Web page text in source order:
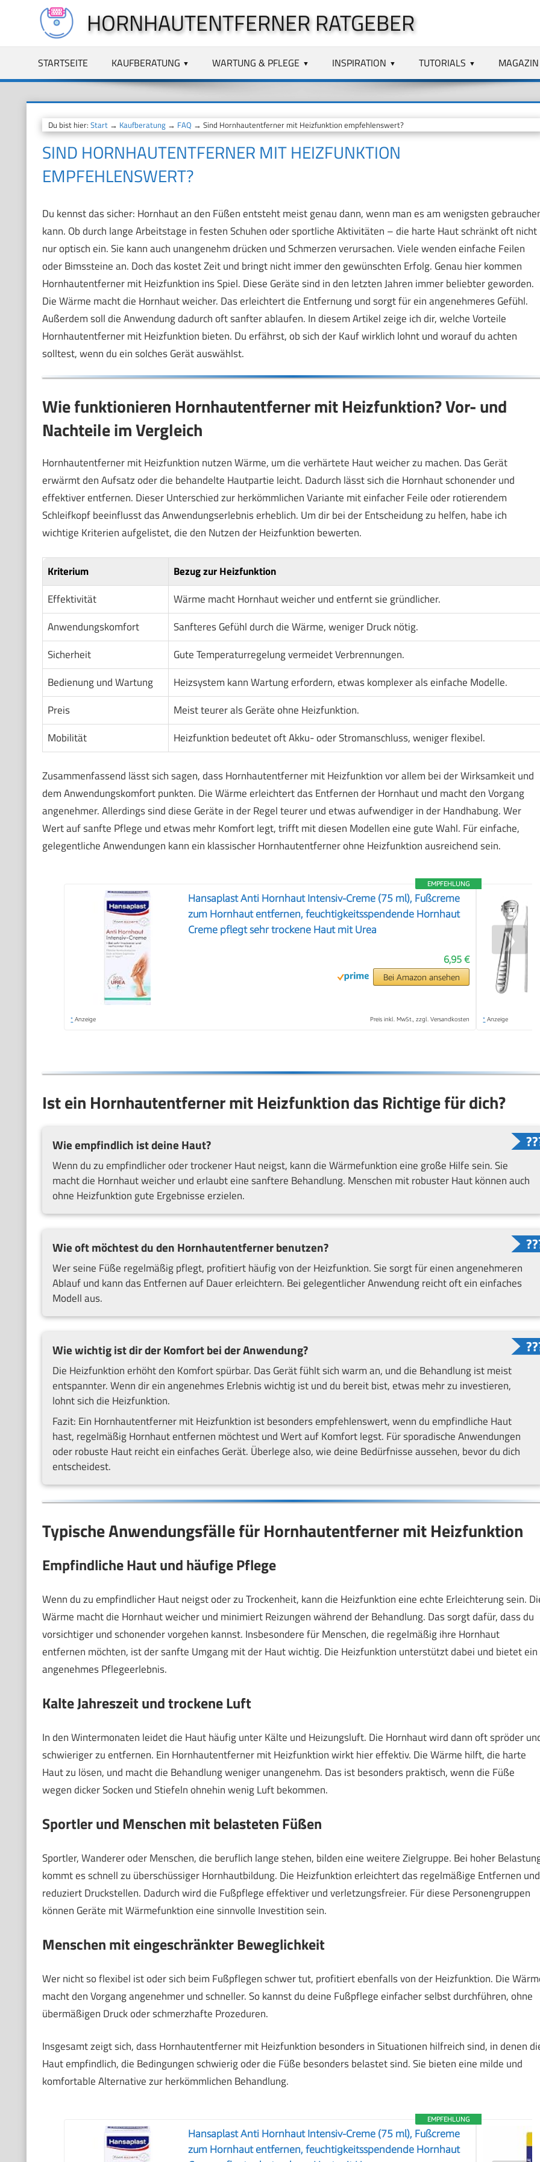
springen
HORNHAUTENTFERNER RATGEBER
STARTSEITE KAUFBERATUNG WARTUNG & PFLEGE INSPIRATION TUTORIALS MAGAZIN
Du bist hier: Start→ Kaufberatung→ FAQ → Sind Hornhautentferner mit Heizfunktion empfehlenswert?
SIND HORNHAUTENTFERNER MIT HEIZFUNKTION
EMPFEHLENSWERT?
Du kennst das sicher: Hornhaut an den Füßen entsteht meist genau dann, wenn man es am wenigsten
kann. Ob durch lange Arbeitstage in festen Schuhen oder sportliche Aktivitäten – die harte Haut schränkt oft nicht
nur optisch ein. Sie kann auch unangenehm drücken und Schmerzen verursachen. Viele wenden einfache Feilen
oder Bimssteine an. Doch das kostet Zeit und bringt nicht immer den gewünschten Erfolg. Genau hier kommen
Hornhautentferner mit Heizfunktion ins Spiel. Diese Geräte sind in den letzten Jahren immer beliebter geworden.
Die Wärme macht die Hornhaut weicher. Das erleichtert die Entfernung und sorgt für ein angenehmeres Gefühl.
Außerdem soll die Anwendung dadurch oft sanfter ablaufen. In diesem Artikel zeige ich dir, welche Vorteile
Hornhautentferner mit Heizfunktion bieten. Du erfährst, ob sich der Kauf wirklich lohnt und worauf du achten
solltest, wenn du ein solches Gerät auswählst.
Wie funktionieren Hornhautentferner mit Heizfunktion? Vor- und
Nachteile im Vergleich
Hornhautentferner mit Heizfunktion nutzen Wärme, um die verhärtete Haut weicher zu machen. Das Gerät
erwärmt den Aufsatz oder die behandelte Hautpartie leicht. Dadurch lässt sich die Hornhaut schonender und
effektiver entfernen. Dieser Unterschied zur herkömmlichen Variante mit einfacher Feile oder rotierendem
Schleifkopf beeinflusst das Anwendungserlebnis erheblich. Um dir bei der Entscheidung zu helfen, habe ich
wichtige Kriterien aufgelistet, die den Nutzen der Heizfunktion bewerten.
Kriterium
Bezug zur Heizfunktion
Effektivität
Wärme macht Hornhaut weicher und entfernt sie gründlicher.
Anwendungskomfort
Sanfteres Gefühl durch die Wärme, weniger Druck nötig.
Sicherheit
Gute Temperaturregelung vermeidet Verbrennungen.
Bedienung und Wartung
Heizsystem kann Wartung erfordern, etwas komplexer als einfache Modelle.
Preis
Meist teurer als Geräte ohne Heizfunktion.
Mobilität
Heizfunktion bedeutet oft Akku- oder Stromanschluss, weniger flexibel.
Zusammenfassend lässt sich sagen, dass Hornhautentferner mit Heizfunktion vor allem bei der Wirksamkeit und
dem Anwendungskomfort punkten. Die Wärme erleichtert das Entfernen der Hornhaut und macht den Vorgang
angenehmer. Allerdings sind diese Geräte in der Regel teurer und etwas aufwendiger in der Handhabung. Wer
Wert auf sanfte Pflege und etwas mehr Komfort legt, trifft mit diesen Modellen eine gute Wahl. Für einfache,
gelegentliche Anwendungen kann ein klassischer Hornhautentferner ohne Heizfunktion ausreichend sein.
EMPFEHLUNG
Hansaplast Anti Hornhaut Intensiv-Creme (75 ml), Fußcreme
zum Hornhaut entfernen, feuchtigkeitsspendende Hornhaut
Creme pflegt sehr trockene Haut mit Urea
6,95 €
Bei Amazon ansehen
* Anzeige Preis inkl. MwSt., zzgl. Versandkosten * Anzeige
❯
Ist ein Hornhautentferner mit Heizfunktion das Richtige für dich?
Wie empfindlich ist deine Haut?
Wenn du zu empfindlicher oder trockener Haut neigst, kann die Wärmefunktion eine große Hilfe sein. Sie
macht die Hornhaut weicher und erlaubt eine sanftere Behandlung. Menschen mit robuster Haut können auch
ohne Heizfunktion gute Ergebnisse erzielen.
Wie oft möchtest du den Hornhautentferner benutzen?
Wer seine Füße regelmäßig pflegt, profitiert häufig von der Heizfunktion. Sie sorgt für einen angenehmeren
Ablauf und kann das Entfernen auf Dauer erleichtern. Bei gelegentlicher Anwendung reicht oft ein einfaches
Modell aus.
Wie wichtig ist dir der Komfort bei der Anwendung?
Die Heizfunktion erhöht den Komfort spürbar. Das Gerät fühlt sich warm an, und die Behandlung ist meist
entspannter. Wenn dir ein angenehmes Erlebnis wichtig ist und du bereit bist, etwas mehr zu investieren,
lohnt sich die Heizfunktion.
Fazit: Ein Hornhautentferner mit Heizfunktion ist besonders empfehlenswert, wenn du empfindliche Haut
hast, regelmäßig Hornhaut entfernen möchtest und Wert auf Komfort legst. Für sporadische Anwendungen
oder robuste Haut reicht ein einfaches Gerät. Überlege also, wie deine Bedürfnisse aussehen, bevor du dich
entscheidest.
Typische Anwendungsfälle für Hornhautentferner mit Heizfunktion
Empfindliche Haut und häufige Pflege
Wenn du zu empfindlicher Haut neigst oder zu Trockenheit, kann die Heizfunktion eine echte Erleichterung sein.
Wärme macht die Hornhaut weicher und minimiert Reizungen während der Behandlung. Das sorgt dafür, dass du
vorsichtiger und schonender vorgehen kannst. Insbesondere für Menschen, die regelmäßig ihre Hornhaut
entfernen möchten, ist der sanfte Umgang mit der Haut wichtig. Die Heizfunktion unterstützt dabei und bietet ein
angenehmes Pflegeerlebnis.
Kalte Jahreszeit und trockene Luft
In den Wintermonaten leidet die Haut häufig unter Kälte und Heizungsluft. Die Hornhaut wird dann oft spröder
schwieriger zu entfernen. Ein Hornhautentferner mit Heizfunktion wirkt hier effektiv. Die Wärme hilft, die harte
Haut zu lösen, und macht die Behandlung weniger unangenehm. Das ist besonders praktisch, wenn die Füße
wegen dicker Socken und Stiefeln ohnehin wenig Luft bekommen.
Sportler und Menschen mit belasteten Füßen
Sportler, Wanderer oder Menschen, die beruflich lange stehen, bilden eine weitere Zielgruppe. Bei hoher
kommt es schnell zu überschüssiger Hornhautbildung. Die Heizfunktion erleichtert das regelmäßige Entfernen und
reduziert Druckstellen. Dadurch wird die Fußpflege effektiver und verletzungsfreier. Für diese Personengruppen
können Geräte mit Wärmefunktion eine sinnvolle Investition sein.
Menschen mit eingeschränkter Beweglichkeit
Wer nicht so flexibel ist oder sich beim Fußpflegen schwer tut, profitiert ebenfalls von der Heizfunktion. Die
macht den Vorgang angenehmer und schneller. So kannst du deine Fußpflege einfacher selbst durchführen, ohne
übermäßigen Druck oder schmerzhafte Prozeduren.
Insgesamt zeigt sich, dass Hornhautentferner mit Heizfunktion besonders in Situationen hilfreich sind, in denen
Haut empfindlich, die Bedingungen schwierig oder die Füße besonders belastet sind. Sie bieten eine milde und
komfortable Alternative zur herkömmlichen Behandlung.
EMPFEHLUNG
Hansaplast Anti Hornhaut Intensiv-Creme (75 ml), Fußcreme
zum Hornhaut entfernen, feuchtigkeitsspendende Hornhaut